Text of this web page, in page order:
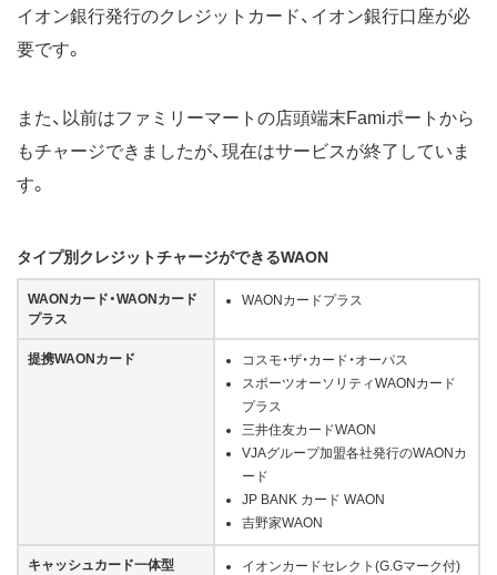
イオン銀行発行のクレジットカード、イオン銀行口座が必
要です。
また、以前はファミリーマートの店頭端末Famiポートから
もチャージできましたが、現在はサービスが終了していま
す。
タイプ別クレジットチャージができるWAON
WAONカード・WAONカード
プラス
WAONカードプラス
提携WAONカード
コスモ・ザ・カード・オーパス
スポーツオーソリティWAONカード
プラス
三井住友カードWAON
VJAグループ加盟各社発行のWAONカ
ード
JP BANK カード WAON
吉野家WAON
キャッシュカード一体型
イオンカードセレクト(G.Gマーク付)